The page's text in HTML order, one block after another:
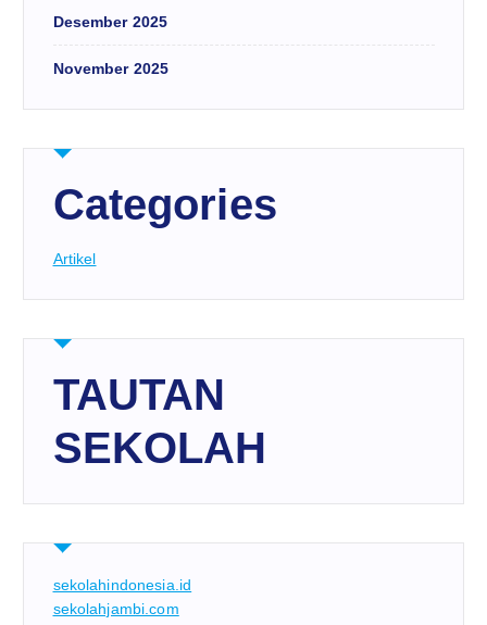
Desember 2025
November 2025
Categories
Artikel
TAUTAN
SEKOLAH
sekolahindonesia.id
sekolahjambi.com